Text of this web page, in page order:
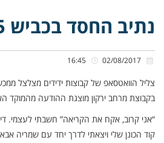
נתיב החסד בכביש 5
צליל הוואטסאפ של קבוצות ידידים מצלצל
בקבוצת מרחב ירקון מוצגת ההודעה מהמוקד
“אני קרוב, אקח את הקריאה” חשבתי לעצמי.
קוד הכונן שלי ויצאתי לדרך יחד עם שמריה